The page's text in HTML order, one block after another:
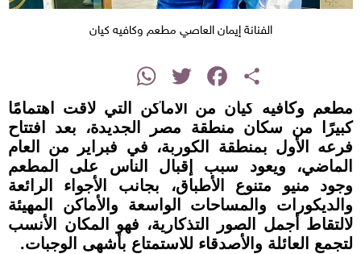
الفنانة إيمان العاصي مطعم وكافيه كيان
Share
Facebook
Twitter
WhatsApp
مطعم وكافيه كيان من الأماكن التي لاقت اهتمامًا
كبيرًا من سكان منطقة مصر الجديدة، بعد افتتاح
فرعه الأول بمنطقة الكوربة، في فبراير من العام
الماضي، ويعود سبب إقبال الناس على المطعم
وجود منيو متنوع الأطباق، بجانب الأجواء الرائعة
والديكورات والمساحات الواسعة والأماكن المهيئة
لالتقاط أجمل الصور التذكارية، فهو المكان الأنسب
لتجمع العائلة والأصدقاء للاستمتاع بأشهى الوجبات.